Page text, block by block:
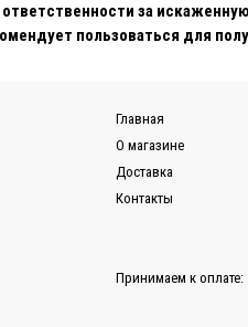
ответственности за
пользоваться для
Главная
О магазине
Доставка
Контакты
Принимаем к оплате: